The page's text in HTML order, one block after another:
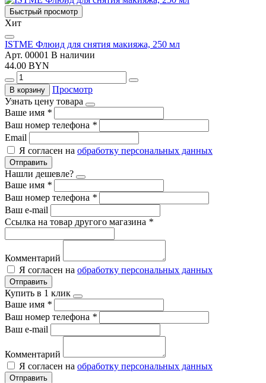
Быстрый просмотр
Хит
ISTME Флюид для снятия макияжа, 250 мл
Арт. 00001 В наличии
44.00 BYN
В корзину
Просмотр
Узнать цену товара
Ваше имя *
Ваш номер телефона *
Email
Я согласен на обработку персональных данных
Отправить
Нашли дешевле?
Ваше имя *
Ваш номер телефона *
Ваш e-mail
Ссылка на товар другого магазина *
Комментарий
Я согласен на обработку персональных данных
Отправить
Купить в 1 клик
Ваше имя *
Ваш номер телефона *
Ваш e-mail
Комментарий
Я согласен на обработку персональных данных
Отправить